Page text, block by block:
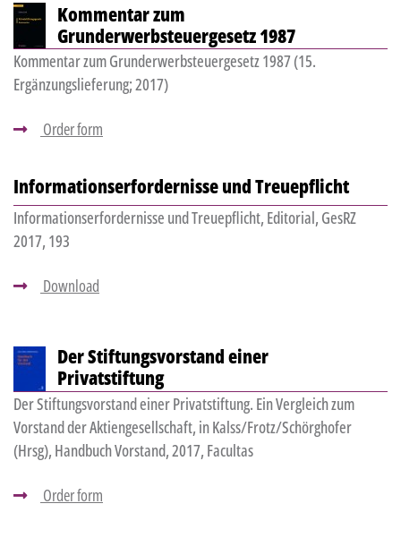
Kommentar zum
Grunderwerbsteuergesetz 1987
Kommentar zum Grunderwerbsteuergesetz 1987 (15.
Ergänzungslieferung; 2017)
Order form
Informationserfordernisse und Treuepflicht
Informationserfordernisse und Treuepflicht, Editorial, GesRZ
2017, 193
Download
Der Stiftungsvorstand einer
Privatstiftung
Der Stiftungsvorstand einer Privatstiftung. Ein Vergleich zum
Vorstand der Aktiengesellschaft, in Kalss/Frotz/Schörghofer
(Hrsg), Handbuch Vorstand, 2017, Facultas
Order form